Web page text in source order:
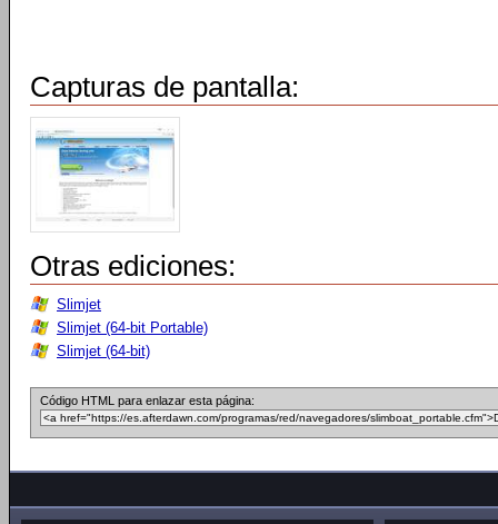
Capturas de pantalla:
Otras ediciones:
Slimjet
Slimjet (64-bit Portable)
Slimjet (64-bit)
Código HTML para enlazar esta página: